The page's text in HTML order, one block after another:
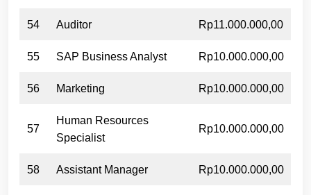
54 Auditor Rp11.000.000,00
55 SAP Business Analyst Rp10.000.000,00
56 Marketing Rp10.000.000,00
57
Human Resources
Specialist
Rp10.000.000,00
58 Assistant Manager Rp10.000.000,00